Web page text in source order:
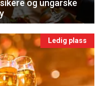
og ungarske
Ledig plass